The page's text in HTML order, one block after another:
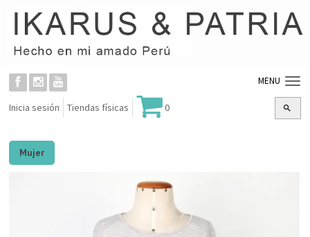
MENU
Inicia sesión Tiendas físicas 0
Mujer